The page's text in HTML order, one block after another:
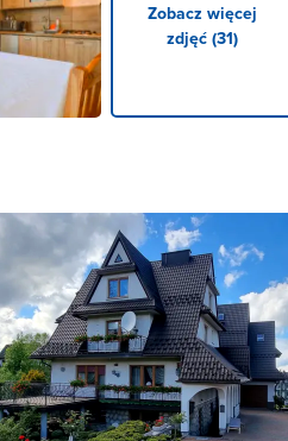
Zobacz więcej
zdjęć (31)